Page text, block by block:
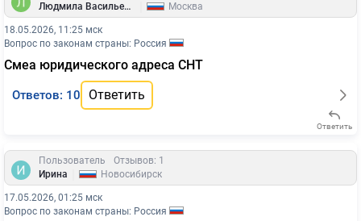
Людмила Васильевна Ковалева
Москва
18.05.2026, 11:25 мск
Вопрос по законам страны: Россия
Смеа юридического адреса СНТ
Ответов: 10 Ответить
Ответить
Пользователь
Отзывов: 1
Ирина
Новосибирск
17.05.2026, 01:25 мск
Вопрос по законам страны: Россия